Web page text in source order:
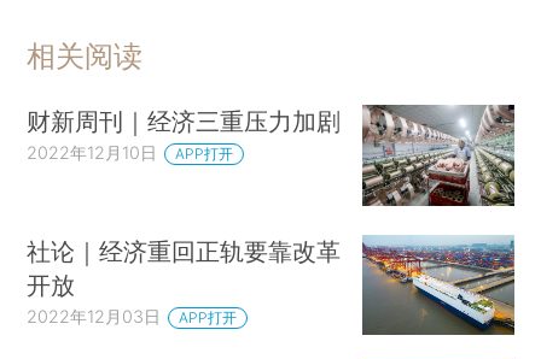
相关阅读
财新周刊｜经济三重压力加剧
2022年12月10日 APP打开
社论｜经济重回正轨要靠改革
开放
2022年12月03日 APP打开